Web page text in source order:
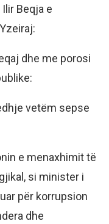
Beqja e
dhe me porosi
vetëm sepse
e menaxhimit të
si minister i
për korrupsion
dhe